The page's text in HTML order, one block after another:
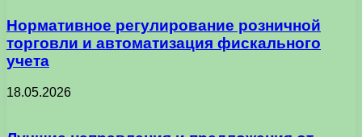
Нормативное регулирование розничной
торговли и автоматизация фискального
учета
18.05.2026